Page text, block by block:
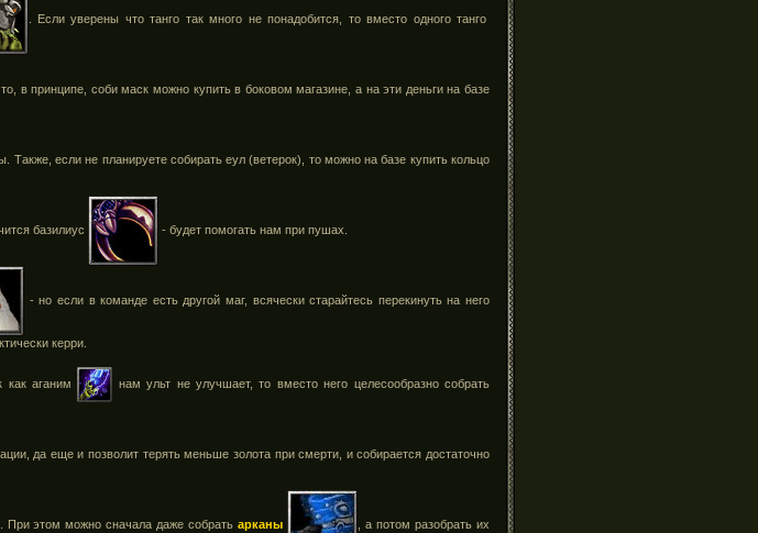
. Если уверены что танго так много не понадобится, то вместо одного танго
в принципе, соби маск можно купить в боковом магазине, а на эти деньги на базе
Также, если не планируете собирать еул (ветерок), то можно на базе купить кольцо
базилиус - будет помогать нам при пушах.
- но если в команде есть другой маг, всячески старайтесь перекинуть на него
керри.
как аганим нам ульт не улучшает, то вместо него целесообразно собрать
да еще и позволит терять меньше золота при смерти, и собирается достаточно
При этом можно сначала даже собратьарканы , а потом разобрать их